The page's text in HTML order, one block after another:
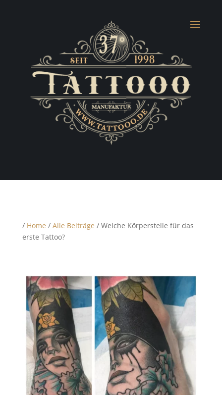
/ Home / Alle Beiträge / Welche Körperstelle für das
erste Tattoo?